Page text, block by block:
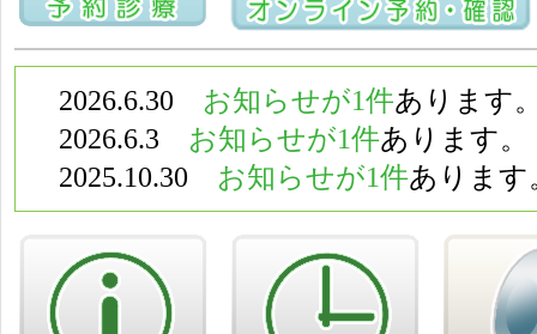
2026.6.30 お知らせが1件あります
2026.6.3 お知らせが1件あります。
2025.10.30 お知らせが1件あります